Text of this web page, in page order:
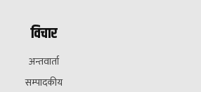
विचार
अन्तवार्ता
सम्पादकीय